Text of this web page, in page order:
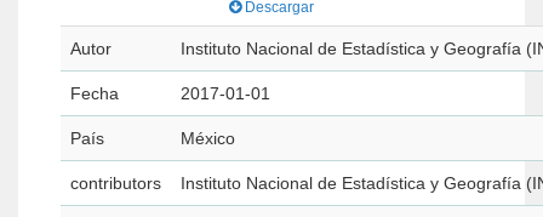
Descargar
Autor Instituto Nacional de Estadística y Geografía
Fecha 2017-01-01
País México
contributors Instituto Nacional de Estadística y Geografía